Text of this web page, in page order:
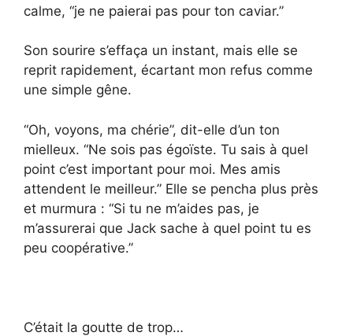
calme, “je ne paierai pas pour ton caviar.”
Son sourire s’effaça un instant, mais elle se
reprit rapidement, écartant mon refus comme
une simple gêne.
“Oh, voyons, ma chérie”, dit-elle d’un ton
mielleux. “Ne sois pas égoïste. Tu sais à quel
point c’est important pour moi. Mes amis
attendent le meilleur.” Elle se pencha plus près
et murmura : “Si tu ne m’aides pas, je
m’assurerai que Jack sache à quel point tu es
peu coopérative.”
C’était la goutte de trop…